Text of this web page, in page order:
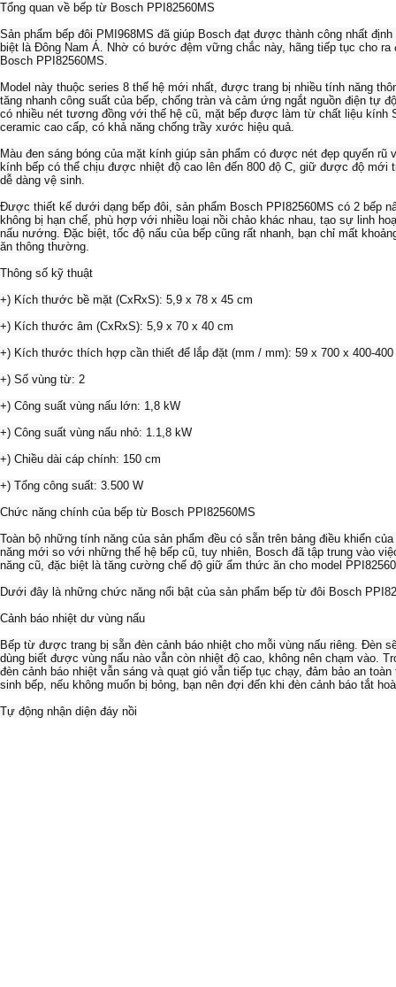
Tổng quan về bếp từ Bosch PPI82560MS
Sản phẩm bếp đôi PMI968MS đã giúp Bosch đạt được thành công nhất
biệt là Đông Nam Á. Nhờ có bước đệm vững chắc này, hãng tiếp tục cho
Bosch PPI82560MS.
Model này thuộc series 8 thế hệ mới nhất, được trang bị nhiều tính năng
tăng nhanh công suất của bếp, chống tràn và cảm ứng ngắt nguồn điện tự
có nhiều nét tương đồng với thế hệ cũ, mặt bếp được làm từ chất liệu kính
ceramic cao cấp, có khả năng chống trầy xước hiệu quả.
Màu đen sáng bóng của mặt kính giúp sản phẩm có được nét đẹp quyến rũ
kính bếp có thể chịu được nhiệt độ cao lên đến 800 độ C, giữ được độ mới
dễ dàng vệ sinh.
Được thiết kế dưới dạng bếp đôi, sản phẩm Bosch PPI82560MS có 2 bếp
không bị hạn chế, phù hợp với nhiều loại nồi chảo khác nhau, tạo sự linh
nấu nướng. Đặc biệt, tốc độ nấu của bếp cũng rất nhanh, bạn chỉ mất
ăn thông thường.
Thông số kỹ thuật
+) Kích thước bề mặt (CxRxS): 5,9 x 78 x 45 cm
+) Kích thước âm (CxRxS): 5,9 x 70 x 40 cm
+) Kích thước thích hợp cần thiết để lắp đặt (mm / mm): 59 x 700 x 400-400
+) Số vùng từ: 2
+) Công suất vùng nấu lớn: 1,8 kW
+) Công suất vùng nấu nhỏ: 1.1,8 kW
+) Chiều dài cáp chính: 150 cm
+) Tổng công suất: 3.500 W
Chức năng chính của bếp từ Bosch PPI82560MS
Toàn bộ những tính năng của sản phẩm đều có sẵn trên bảng điều khiển
năng mới so với những thế hệ bếp cũ, tuy nhiên, Bosch đã tập trung vào
năng cũ, đặc biệt là tăng cường chế độ giữ ẩm thức ăn cho model
Dưới đây là những chức năng nổi bật của sản phẩm bếp từ đôi Bosch
Cảnh báo nhiệt dư vùng nấu
Bếp từ được trang bị sẵn đèn cảnh báo nhiệt cho mỗi vùng nấu riêng. Đèn
dùng biết được vùng nấu nào vẫn còn nhiệt độ cao, không nên chạm vào.
đèn cảnh báo nhiệt vẫn sáng và quạt gió vẫn tiếp tục chạy, đảm bảo an
sinh bếp, nếu không muốn bị bỏng, bạn nên đợi đến khi đèn cảnh báo tắt
Tự động nhận diện đáy nồi